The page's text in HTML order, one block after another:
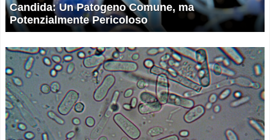
Candida: Un Patogeno Comune, ma
Potenzialmente Pericoloso